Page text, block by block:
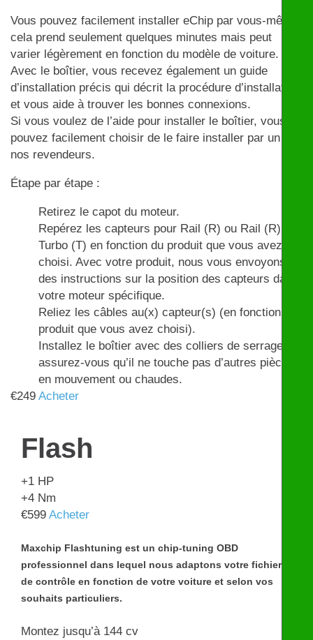
Vous pouvez facilement installer eChip par vous-même,
cela prend seulement quelques minutes mais peut
varier légèrement en fonction du modèle de voiture.
Avec le boîtier, vous recevez également un guide
d’installation précis qui décrit la procédure d’installation
et vous aide à trouver les bonnes connexions.
Si vous voulez de l’aide pour installer le boîtier, vous
pouvez facilement choisir de le faire installer par un de
nos revendeurs.
Étape par étape :
Retirez le capot du moteur.
Repérez les capteurs pour Rail (R) ou Rail (R) et
Turbo (T) en fonction du produit que vous avez
choisi. Avec votre produit, nous vous envoyons
des instructions sur la position des capteurs dans
votre moteur spécifique.
Reliez les câbles au(x) capteur(s) (en fonction du
produit que vous avez choisi).
Installez le boîtier avec des colliers de serrage et
assurez-vous qu’il ne touche pas d’autres pièces
en mouvement ou chaudes.
€249 Acheter
Flash
+1 HP
+4 Nm
€599 Acheter
Maxchip Flashtuning est un chip-tuning OBD
professionnel dans lequel nous adaptons votre fichier
de contrôle en fonction de votre voiture et selon vos
souhaits particuliers.
Montez jusqu’à 144 cv